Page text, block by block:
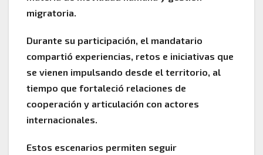
migratoria.
Durante su participación, el mandatario
compartió experiencias, retos e iniciativas que
se vienen impulsando desde el territorio, al
tiempo que fortaleció relaciones de
cooperación y articulación con actores
internacionales.
Estos escenarios permiten seguir